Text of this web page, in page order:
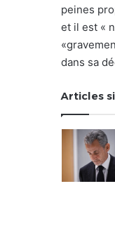
peines
et il est «
dans sa
Articles